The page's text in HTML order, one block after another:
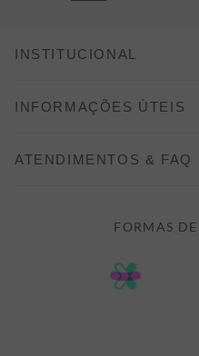
INSTITUCIONAL
CONHEÇA A ALEATORY
INFORMAÇÕES ÚTEIS
FORMAS DE PAGAMENTO
POLÍTICA DE PRIVACIDADE
ATENDIMENTOS & FAQ
FORMAS